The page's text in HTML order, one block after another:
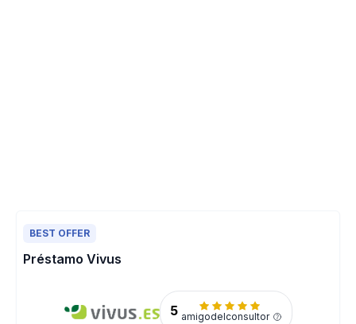
BEST OFFER
Préstamo Vivus
5 amigodelconsultor